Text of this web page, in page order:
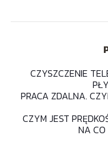
CZYSZCZENIE
PRACA ZDALNA.
CZYM JEST
NA CO